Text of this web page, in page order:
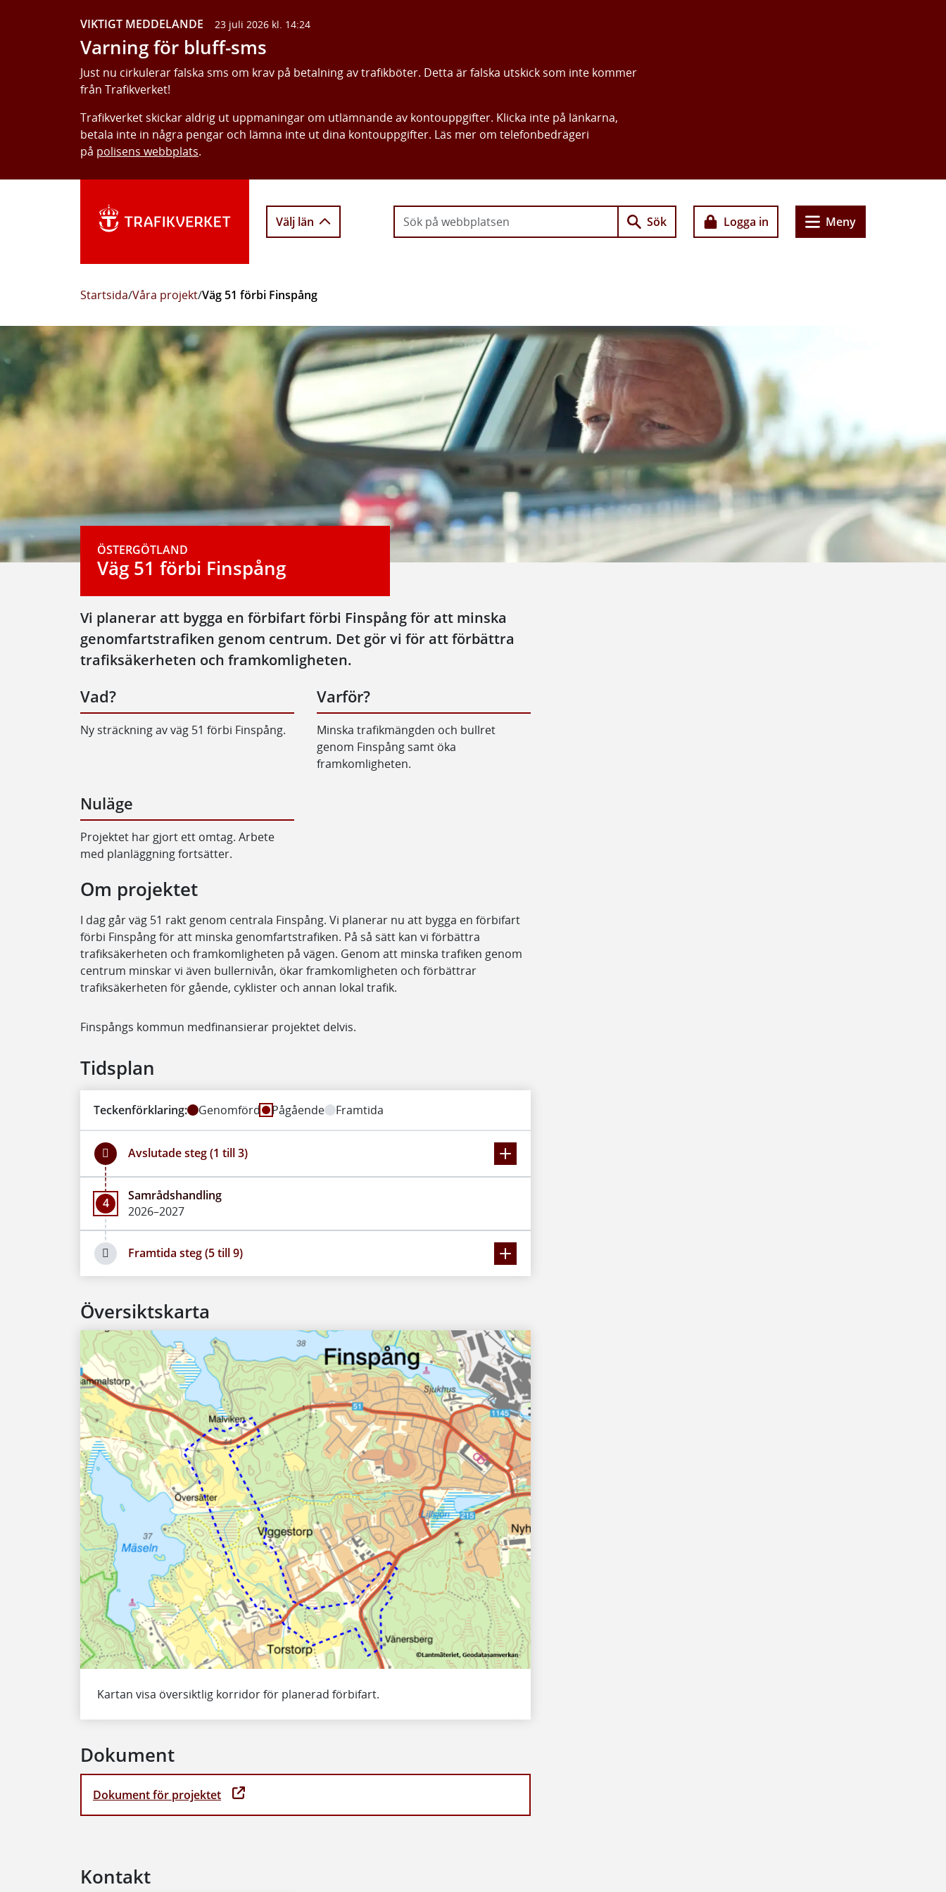
VIKTIGT MEDDELANDE 23 juli 2026 kl. 14:24
Varning för bluff-sms
Just nu cirkulerar falska sms om krav på betalning av trafikböter. Detta är falska utskick som inte kommer
från Trafikverket!
Trafikverket skickar aldrig ut uppmaningar om utlämnande av kontouppgifter. Klicka inte på länkarna,
betala inte in några pengar och lämna inte ut dina kontouppgifter. Läs mer om telefonbedrägeri
på polisens webbplats.
Välj län Sök Logga in Meny
Startsida/Våra projekt/Väg 51 förbi Finspång
ÖSTERGÖTLAND
Väg 51 förbi Finspång
Vi planerar att bygga en förbifart förbi Finspång för att minska
genomfartstrafiken genom centrum. Det gör vi för att förbättra
trafiksäkerheten och framkomligheten.
Vad?
Ny sträckning av väg 51 förbi Finspång.
Varför?
Minska trafikmängden och bullret
genom Finspång samt öka
framkomligheten.
Nuläge
Projektet har gjort ett omtag. Arbete
med planläggning fortsätter.
Om projektet
I dag går väg 51 rakt genom centrala Finspång. Vi planerar nu att bygga en förbifart
förbi Finspång för att minska genomfartstrafiken. På så sätt kan vi förbättra
trafiksäkerheten och framkomligheten på vägen. Genom att minska trafiken genom
centrum minskar vi även bullernivån, ökar framkomligheten och förbättrar
trafiksäkerheten för gående, cyklister och annan lokal trafik.
Finspångs kommun medfinansierar projektet delvis.
Tidsplan
Teckenförklaring: Genomförd Pågående Framtida
Avslutade steg (1 till 3)
4
Samrådshandling
2026–2027
Framtida steg (5 till 9)
Översiktskarta
Kartan visa översiktlig korridor för planerad förbifart.
Dokument
Dokument för projektet
Kontakt